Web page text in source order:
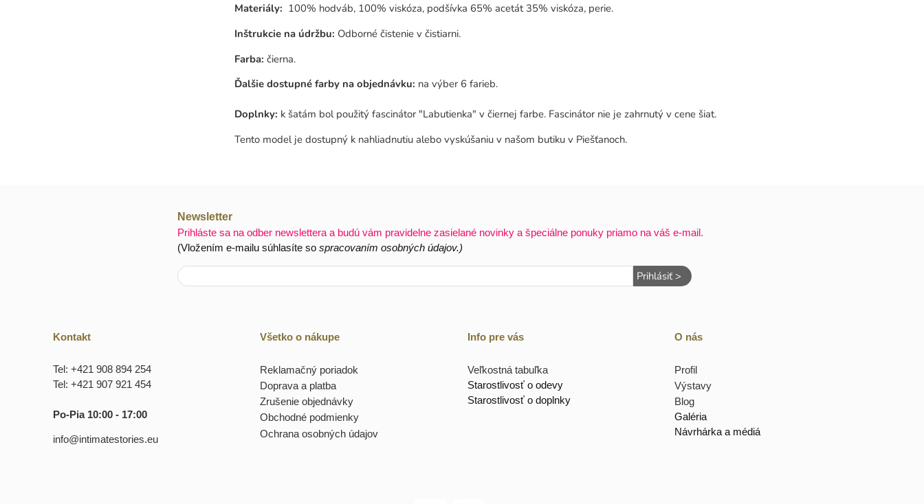
Materiály: 100% hodváb, 100% viskóza, podšívka 65% acetát 35% viskóza, perie.
Inštrukcie na údržbu: Odborné čistenie v čistiarni.
Farba: čierna.
Ďalšie dostupné farby na objednávku: na výber 6 farieb.
Doplnky: k šatám bol použitý fascinátor "Labutienka" v čiernej farbe. Fascinátor nie je zahrnutý v cene šiat.
Tento model je dostupný k nahliadnutiu alebo vyskúšaniu v našom butiku v Piešťanoch.
Newsletter
Prihláste sa na odber newslettera a budú vám pravidelne zasielané novinky a špeciálne ponuky priamo na váš e-mail.
(Vložením e-mailu súhlasíte so spracovaním osobných údajov.)
Prihlásiť >
Kontakt
Tel: +421 908 894 254
Tel: +421 907 921 454
Po-Pia 10:00 - 17:00
info@intimatestories.eu
Všetko o nákupe
Reklamačný poriadok
Doprava a platba
Zrušenie objednávky
Obchodné podmienky
Ochrana osobných údajov
Info pre vás
Veľkostná tabuľka
Starostlivosť o odevy
Starostlivosť o doplnky
O nás
Profil
Výstavy
Blog
Galéria
Návrhárka a médiá